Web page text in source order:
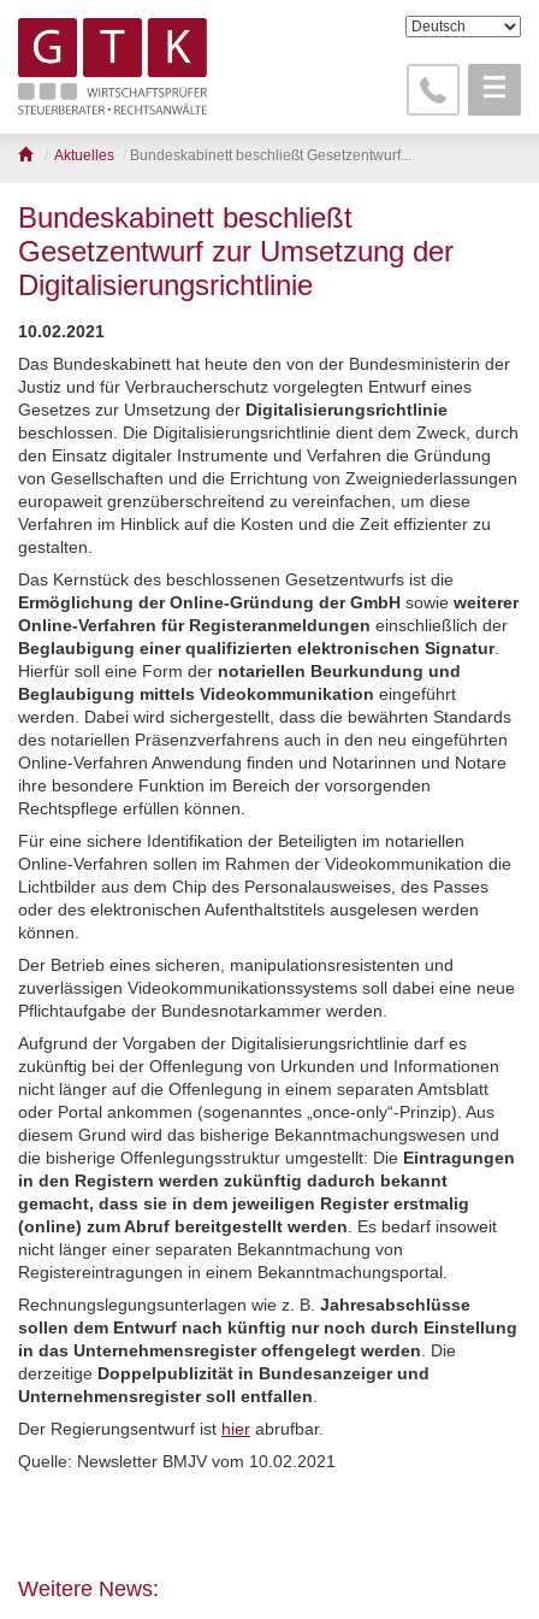
Aktuelles Bundeskabinett beschließt Gesetzentwurf...
Bundeskabinett beschließt
Gesetzentwurf zur Umsetzung der
Digitalisierungsrichtlinie
10.02.2021
Das Bundeskabinett hat heute den von der Bundesministerin der
Justiz und für Verbraucherschutz vorgelegten Entwurf eines
Gesetzes zur Umsetzung der Digitalisierungsrichtlinie
beschlossen. Die Digitalisierungsrichtlinie dient dem Zweck, durch
den Einsatz digitaler Instrumente und Verfahren die Gründung
von Gesellschaften und die Errichtung von Zweigniederlassungen
europaweit grenzüberschreitend zu vereinfachen, um diese
Verfahren im Hinblick auf die Kosten und die Zeit effizienter zu
gestalten.
Das Kernstück des beschlossenen Gesetzentwurfs ist die
Ermöglichung der Online-Gründung der GmbH sowie weiterer
Online-Verfahren für Registeranmeldungen einschließlich der
Beglaubigung einer qualifizierten elektronischen Signatur.
Hierfür soll eine Form der notariellen Beurkundung und
Beglaubigung mittels Videokommunikation eingeführt
werden. Dabei wird sichergestellt, dass die bewährten Standards
des notariellen Präsenzverfahrens auch in den neu eingeführten
Online-Verfahren Anwendung finden und Notarinnen und Notare
ihre besondere Funktion im Bereich der vorsorgenden
Rechtspflege erfüllen können.
Für eine sichere Identifikation der Beteiligten im notariellen
Online-Verfahren sollen im Rahmen der Videokommunikation die
Lichtbilder aus dem Chip des Personalausweises, des Passes
oder des elektronischen Aufenthaltstitels ausgelesen werden
können.
Der Betrieb eines sicheren, manipulationsresistenten und
zuverlässigen Videokommunikationssystems soll dabei eine neue
Pflichtaufgabe der Bundesnotarkammer werden.
Aufgrund der Vorgaben der Digitalisierungsrichtlinie darf es
zukünftig bei der Offenlegung von Urkunden und Informationen
nicht länger auf die Offenlegung in einem separaten Amtsblatt
oder Portal ankommen (sogenanntes „once-only“-Prinzip). Aus
diesem Grund wird das bisherige Bekanntmachungswesen und
die bisherige Offenlegungsstruktur umgestellt: Die Eintragungen
in den Registern werden zukünftig dadurch bekannt
gemacht, dass sie in dem jeweiligen Register erstmalig
(online) zum Abruf bereitgestellt werden . Es bedarf insoweit
nicht länger einer separaten Bekanntmachung von
Registereintragungen in einem Bekanntmachungsportal.
Rechnungslegungsunterlagen wie z. B. Jahresabschlüsse
sollen dem Entwurf nach künftig nur noch durch Einstellung
in das Unternehmensregister offengelegt werden . Die
derzeitige Doppelpublizität in Bundesanzeiger und
Unternehmensregister soll entfallen
Der Regierungsentwurf ist hier abrufbar.
Quelle: Newsletter BMJV vom 10.02.2021
Weitere News: